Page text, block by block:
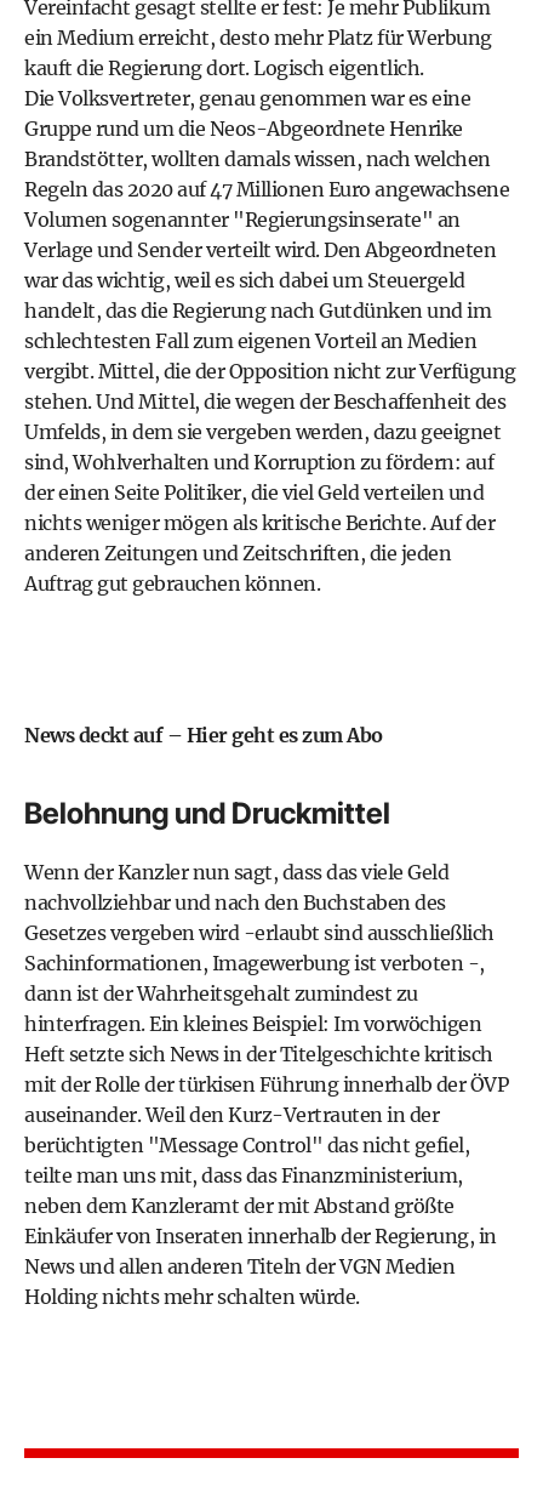
Vereinfacht gesagt stellte er fest: Je mehr Publikum
ein Medium erreicht, desto mehr Platz für Werbung
kauft die Regierung dort. Logisch eigentlich.
Die Volksvertreter, genau genommen war es eine
Gruppe rund um die Neos-Abgeordnete Henrike
Brandstötter, wollten damals wissen, nach welchen
Regeln das 2020 auf 47 Millionen Euro angewachsene
Volumen sogenannter "Regierungsinserate" an
Verlage und Sender verteilt wird. Den Abgeordneten
war das wichtig, weil es sich dabei um Steuergeld
handelt, das die Regierung nach Gutdünken und im
schlechtesten Fall zum eigenen Vorteil an Medien
vergibt. Mittel, die der Opposition nicht zur Verfügung
stehen. Und Mittel, die wegen der Beschaffenheit des
Umfelds, in dem sie vergeben werden, dazu geeignet
sind, Wohlverhalten und Korruption zu fördern: auf
der einen Seite Politiker, die viel Geld verteilen und
nichts weniger mögen als kritische Berichte. Auf der
anderen Zeitungen und Zeitschriften, die jeden
Auftrag gut gebrauchen können.
News deckt auf – Hier geht es zum Abo
Belohnung und Druckmittel
Wenn der Kanzler nun sagt, dass das viele Geld
nachvollziehbar und nach den Buchstaben des
Gesetzes vergeben wird -erlaubt sind ausschließlich
Sachinformationen, Imagewerbung ist verboten -,
dann ist der Wahrheitsgehalt zumindest zu
hinterfragen. Ein kleines Beispiel: Im vorwöchigen
Heft setzte sich News in der Titelgeschichte kritisch
mit der Rolle der türkisen Führung innerhalb der ÖVP
auseinander. Weil den Kurz-Vertrauten in der
berüchtigten "Message Control" das nicht gefiel,
teilte man uns mit, dass das Finanzministerium,
neben dem Kanzleramt der mit Abstand größte
Einkäufer von Inseraten innerhalb der Regierung, in
News und allen anderen Titeln der VGN Medien
Holding nichts mehr schalten würde.